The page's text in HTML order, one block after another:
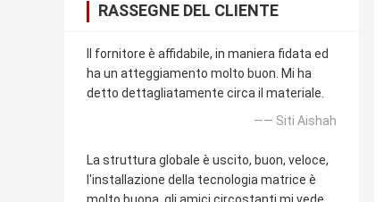
RASSEGNE DEL CLIENTE
Il fornitore è affidabile, in maniera fidata ed
ha un atteggiamento molto buon. Mi ha
detto dettagliatamente circa il materiale.
—— Siti Aishah
La struttura globale è uscito, buon, veloce,
l'installazione della tecnologia matrice è